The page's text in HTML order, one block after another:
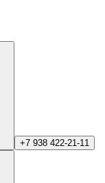
+7 938 422-21-11